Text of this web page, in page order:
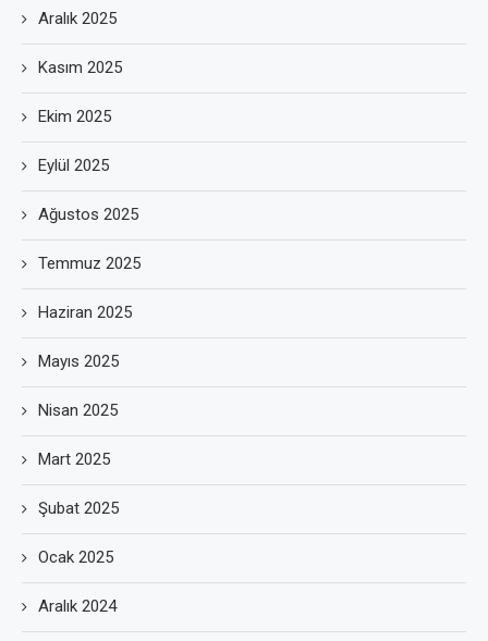
Aralık 2025
Kasım 2025
Ekim 2025
Eylül 2025
Ağustos 2025
Temmuz 2025
Haziran 2025
Mayıs 2025
Nisan 2025
Mart 2025
Şubat 2025
Ocak 2025
Aralık 2024